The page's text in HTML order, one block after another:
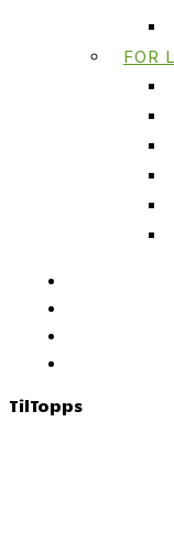
FOR
TilTopps